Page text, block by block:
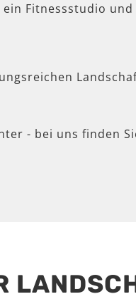
ein Fitnessstudio
- bei uns finden